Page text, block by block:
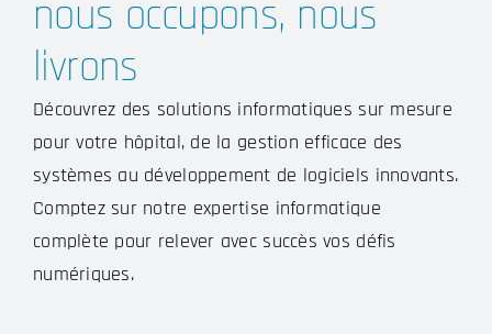
nous occupons, nous
livrons
Découvrez des solutions informatiques sur mesure
pour votre hôpital, de la gestion efficace des
systèmes au développement de logiciels innovants.
Comptez sur notre expertise informatique
complète pour relever avec succès vos défis
numériques.